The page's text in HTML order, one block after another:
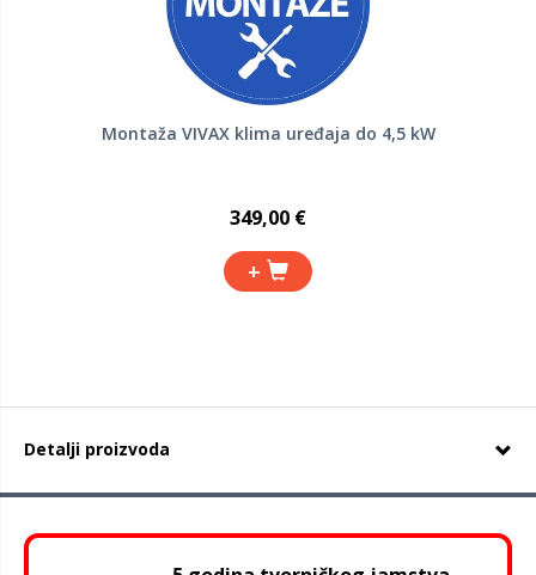
Montaža VIVAX klima uređaja do 4,5 kW
349,00 €
+
Detalji proizvoda